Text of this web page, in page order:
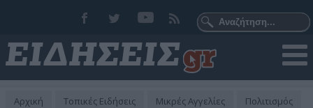
Αρχική Τοπικές Ειδήσεις Μικρές Αγγελίες Πολιτισμός